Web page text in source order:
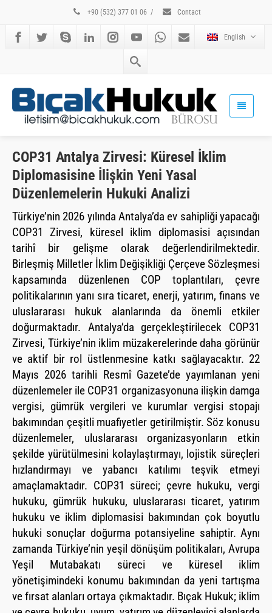
+90 (532) 377 01 06 / Contact
English
COP31 Antalya Zirvesi: Küresel İklim
Diplomasisine İlişkin Yeni Yasal
Düzenlemelerin Hukuki Analizi
Türkiye’nin 2026 yılında Antalya’da ev sahipliği yapacağı
COP31 Zirvesi, küresel iklim diplomasisi açısından
tarihî bir gelişme olarak değerlendirilmektedir.
Birleşmiş Milletler İklim Değişikliği Çerçeve Sözleşmesi
kapsamında düzenlenen COP toplantıları, çevre
politikalarının yanı sıra ticaret, enerji, yatırım, finans ve
uluslararası hukuk alanlarında da önemli etkiler
doğurmaktadır. Antalya’da gerçekleştirilecek COP31
Zirvesi, Türkiye’nin iklim müzakerelerinde daha görünür
ve aktif bir rol üstlenmesine katkı sağlayacaktır. 22
Mayıs 2026 tarihli Resmî Gazete’de yayımlanan yeni
düzenlemeler ile COP31 organizasyonuna ilişkin damga
vergisi, gümrük vergileri ve kurumlar vergisi stopajı
bakımından çeşitli muafiyetler getirilmiştir. Söz konusu
düzenlemeler, uluslararası organizasyonların etkin
şekilde yürütülmesini kolaylaştırmayı, lojistik süreçleri
hızlandırmayı ve yabancı katılımı teşvik etmeyi
amaçlamaktadır. COP31 süreci; çevre hukuku, vergi
hukuku, gümrük hukuku, uluslararası ticaret, yatırım
hukuku ve iklim diplomasisi bakımından çok boyutlu
hukuki sonuçlar doğurma potansiyeline sahiptir. Aynı
zamanda Türkiye’nin yeşil dönüşüm politikaları, Avrupa
Yeşil Mutabakatı süreci ve küresel iklim
yönetişimindeki konumu bakımından da yeni tartışma
ve fırsat alanları ortaya çıkmaktadır. Bıçak Hukuk; iklim